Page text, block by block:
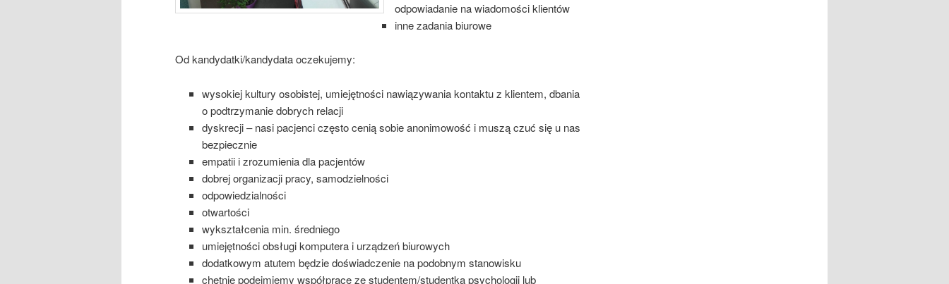
odpowiadanie na wiadomości klientów
inne zadania biurowe
Od kandydatki/kandydata oczekujemy:
wysokiej kultury osobistej, umiejętności nawiązywania kontaktu z klientem, dbania
o podtrzymanie dobrych relacji
dyskrecji – nasi pacjenci często cenią sobie anonimowość i muszą czuć się u nas
bezpiecznie
empatii i zrozumienia dla pacjentów
dobrej organizacji pracy, samodzielności
odpowiedzialności
otwartości
wykształcenia min. średniego
umiejętności obsługi komputera i urządzeń biurowych
dodatkowym atutem będzie doświadczenie na podobnym stanowisku
chętnie podejmiemy współpracę ze studentem/studentką psychologii lub